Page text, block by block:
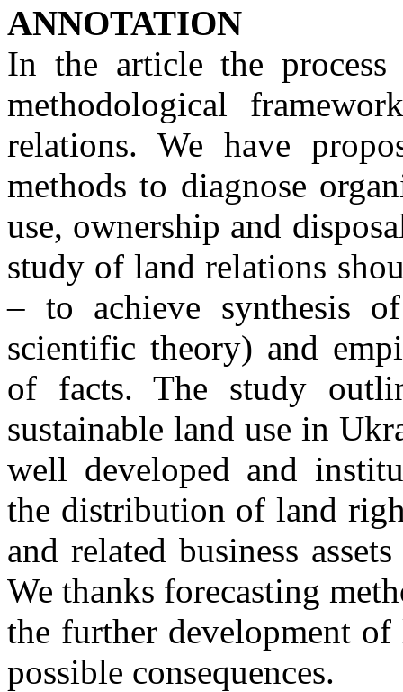
ANNOTATION
In the article the
methodological
relations. We have
methods to diagnose
use, ownership and
study of land relations
– to achieve synthesis
scientific theory) and
of facts. The study
sustainable land use in
well developed and
the distribution of land
and related business
We thanks forecasting
the further development
possible consequences.